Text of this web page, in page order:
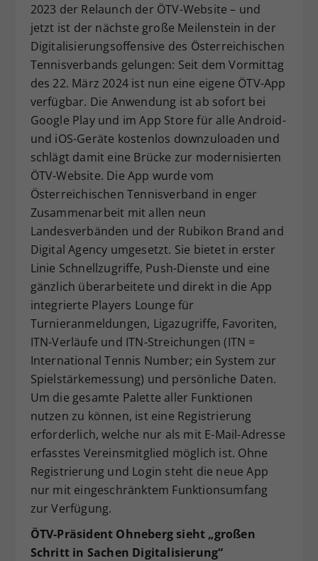
2023 der Relaunch der ÖTV-Website – und
jetzt ist der nächste große Meilenstein in der
Digitalisierungsoffensive des Österreichischen
Tennisverbands gelungen: Seit dem Vormittag
des 22. März 2024 ist nun eine eigene ÖTV-App
verfügbar. Die Anwendung ist ab sofort bei
Google Play und im App Store für alle Android-
und iOS-Geräte kostenlos downzuloaden und
schlägt damit eine Brücke zur modernisierten
ÖTV-Website. Die App wurde vom
Österreichischen Tennisverband in enger
Zusammenarbeit mit allen neun
Landesverbänden und der Rubikon Brand and
Digital Agency umgesetzt. Sie bietet in erster
Linie Schnellzugriffe, Push-Dienste und eine
gänzlich überarbeitete und direkt in die App
integrierte Players Lounge für
Turnieranmeldungen, Ligazugriffe, Favoriten,
ITN-Verläufe und ITN-Streichungen (ITN =
International Tennis Number; ein System zur
Spielstärkemessung) und persönliche Daten.
Um die gesamte Palette aller Funktionen
nutzen zu können, ist eine Registrierung
erforderlich, welche nur als mit E-Mail-Adresse
erfasstes Vereinsmitglied möglich ist. Ohne
Registrierung und Login steht die neue App
nur mit eingeschränktem Funktionsumfang
zur Verfügung.
ÖTV-Präsident Ohneberg sieht „großen
Schritt in Sachen Digitalisierung“
Zweck
Dieser Wert speichert Ihre Consent-
Einstellungen. Unter anderem eine
zufällig generierte ID, für die
historische Speicherung Ihrer
vorgenommen Einstellungen, falls der
Webseiten-Betreiber dies eingestellt